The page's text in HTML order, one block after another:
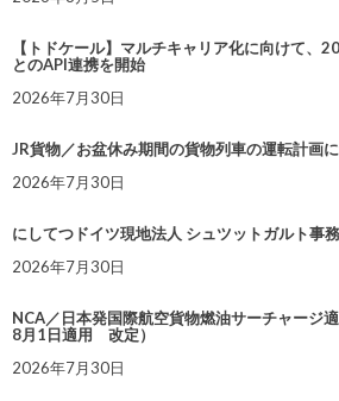
【トドケール】マルチキャリア化に向けて、
とのAPI連携を開始
2026年7月30日
JR貨物／お盆休み期間の貨物列車の運転計画
2026年7月30日
にしてつドイツ現地法人 シュツットガルト事
2026年7月30日
NCA／日本発国際航空貨物燃油サーチャージ
8月1日適用 改定）
2026年7月30日